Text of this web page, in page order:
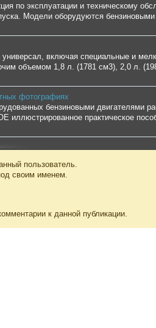
по эксплуатации и техническому
Модели оборудуются
включая специальные и
объемом 1,8 л. (1781 см3), 2,0 л.
фотографиях
бензиновыми двигателями
практическое
пользователь.
своим именем.
к данной публикации.